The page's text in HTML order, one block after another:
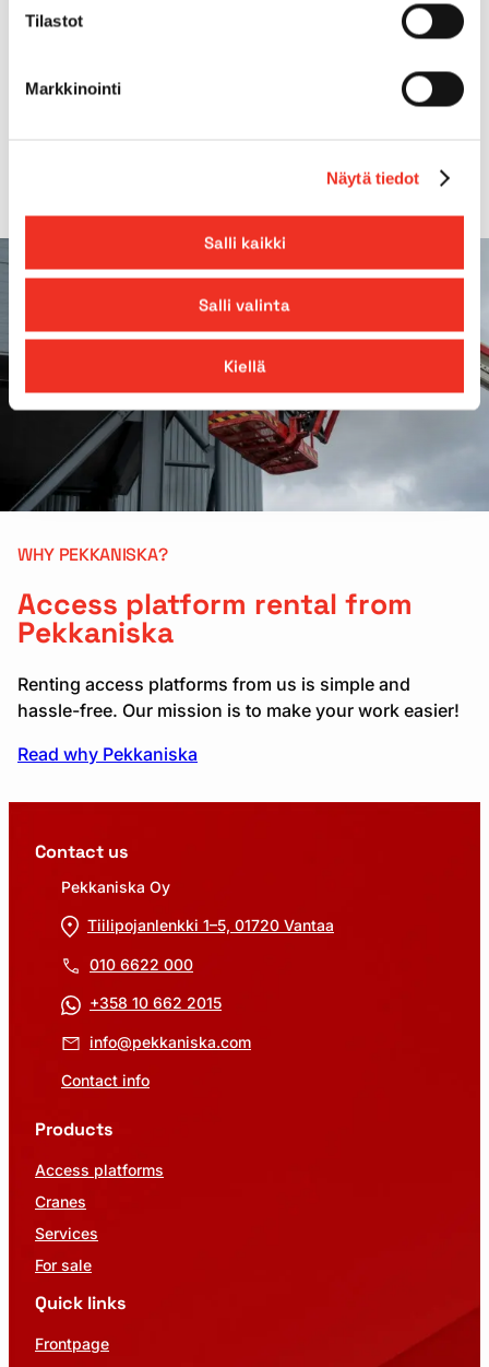
Tilastot
Markkinointi
Näytä tiedot
Salli kaikki
Salli valinta
Kiellä
WHY PEKKANISKA?
Access platform rental from
Pekkaniska
Renting access platforms from us is simple and
hassle-free. Our mission is to make your work easier!
Read why Pekkaniska
Contact us
Pekkaniska Oy
Tiilipojanlenkki 1–5, 01720 Vantaa
010 6622 000
+358 10 662 2015
info@pekkaniska.com
Contact info
Products
Access platforms
Cranes
Services
For sale
Quick links
Frontpage